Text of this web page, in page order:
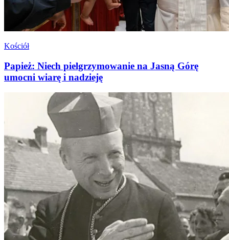
Kościół
Papież: Niech pielgrzymowanie na Jasną Górę
umocni wiarę i nadzieję